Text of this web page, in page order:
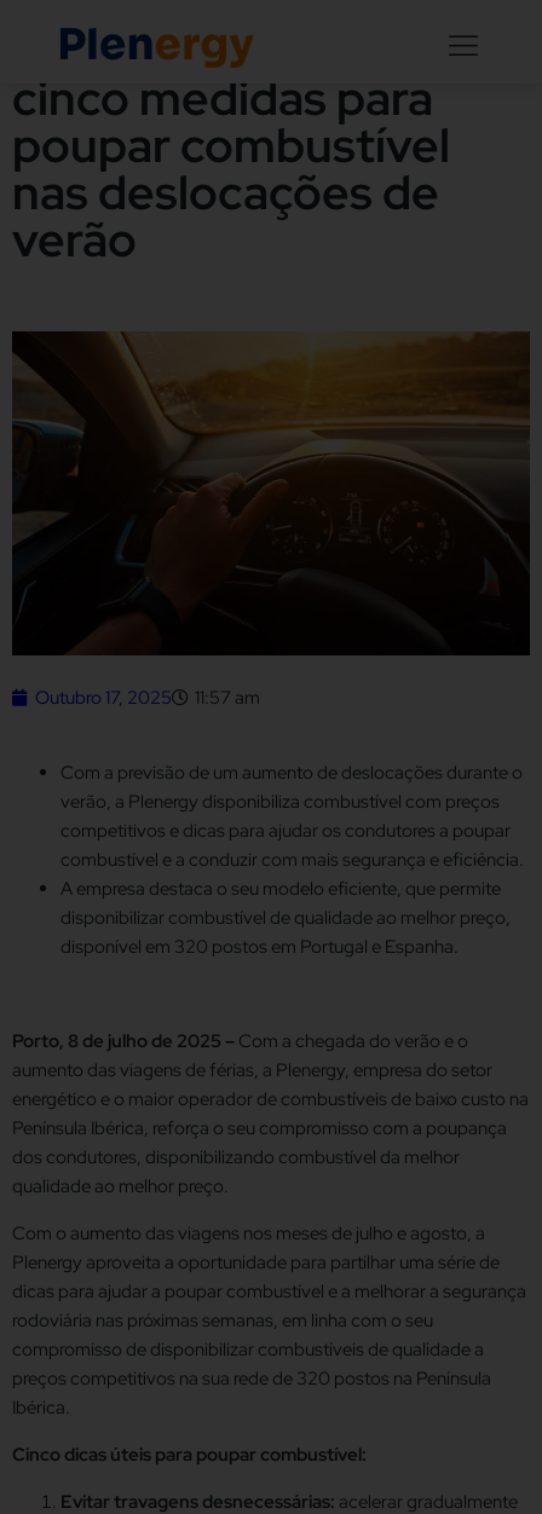
Plenergy recomenda
cinco medidas para
poupar combustível
nas deslocações de
verão
Outubro 17, 2025 11:57 am
Com a previsão de um aumento de deslocações durante o
verão, a Plenergy disponibiliza combustível com preços
competitivos e dicas para ajudar os condutores a poupar
combustível e a conduzir com mais segurança e eficiência.
A empresa destaca o seu modelo eficiente, que permite
disponibilizar combustível de qualidade ao melhor preço,
disponível em 320 postos em Portugal e Espanha.
Porto, 8 de julho de 2025 – Com a chegada do verão e o
aumento das viagens de férias, a Plenergy, empresa do setor
energético e o maior operador de combustíveis de baixo custo na
Península Ibérica, reforça o seu compromisso com a poupança
dos condutores, disponibilizando combustível da melhor
qualidade ao melhor preço.
Com o aumento das viagens nos meses de julho e agosto, a
Plenergy aproveita a oportunidade para partilhar uma série de
dicas para ajudar a poupar combustível e a melhorar a segurança
rodoviária nas próximas semanas, em linha com o seu
compromisso de disponibilizar combustíveis de qualidade a
preços competitivos na sua rede de 320 postos na Península
Ibérica.
Cinco dicas úteis para poupar combustível:
Evitar travagens desnecessárias: acelerar gradualmente